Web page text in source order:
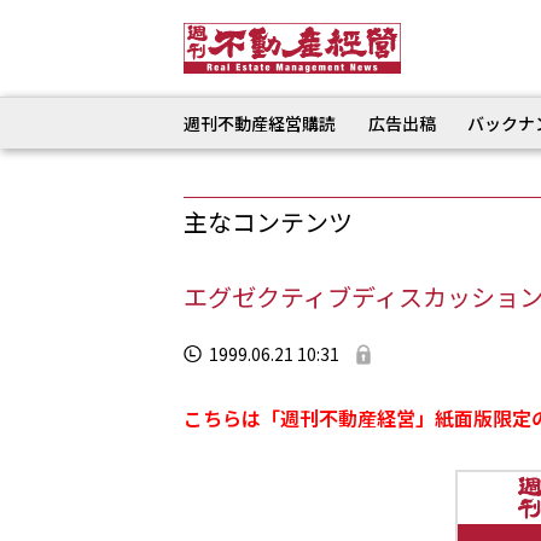
週刊不動産経営購読 広告出稿 バック
主なコンテンツ
エグゼクティブディスカッシ
1999.06.21 10:31
こちらは「週刊不動産経営」紙面版限定